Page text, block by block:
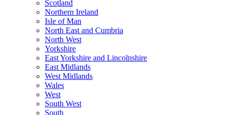
Scotland
Northern Ireland
Isle of Man
North East and Cumbria
North West
Yorkshire
East Yorkshire and Lincolnshire
East Midlands
West Midlands
Wales
West
South West
South